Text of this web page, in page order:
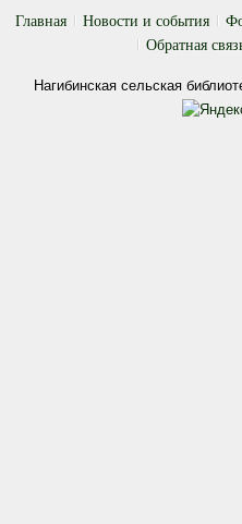
Главная Новости и события
Обратная
Нагибинская сельская